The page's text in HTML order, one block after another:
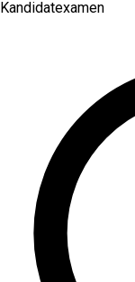
Kandidatexamen